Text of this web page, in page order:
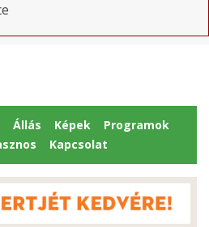
Állás Képek
Programok
Kapcsolat